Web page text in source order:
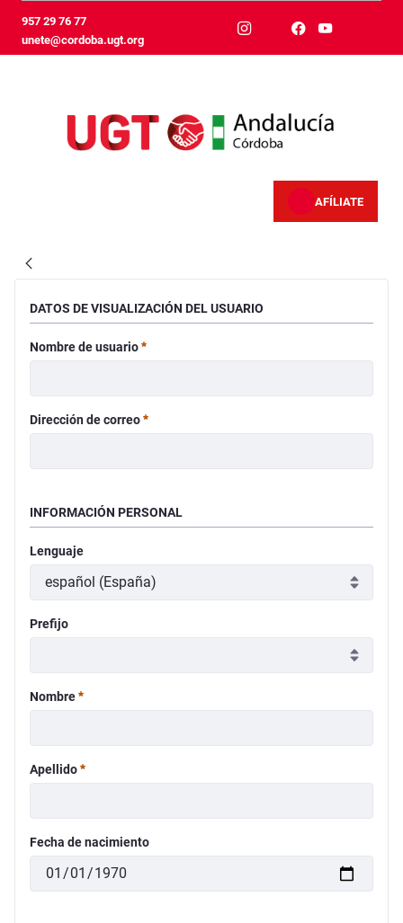
Skip to Main Content
957 29 76 77
unete@cordoba.ugt.org
AFÍLIATE
DATOS DE VISUALIZACIÓN DEL USUARIO
Nombre de usuario Requerido
Dirección de correo Requerido
INFORMACIÓN PERSONAL
Lenguaje
Prefijo
Nombre Requerido
Apellido Requerido
Fecha de nacimiento